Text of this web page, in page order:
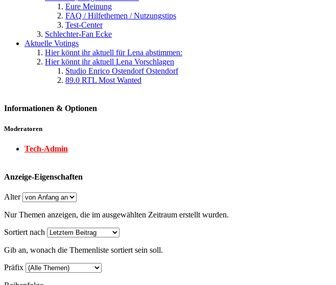
Eure Meinung
FAQ / Hilfethemen / Nutzungstips
Test-Center
Schlechter-Fan Ecke
Aktuelle Votings
Hier könnt ihr aktuell für Lena abstimmen:
Hier könnt ihr aktuell Lena Vorschlagen
Studio Enrico Ostendorf Ostendorf
89.0 RTL Most Wanted
Informationen & Optionen
Moderatoren
Tech-Admin
Anzeige-Eigenschaften
Alter
Nur Themen anzeigen, die im ausgewählten Zeitraum erstellt wurden.
Sortiert nach
Gib an, wonach die Themenliste sortiert sein soll.
Präfix